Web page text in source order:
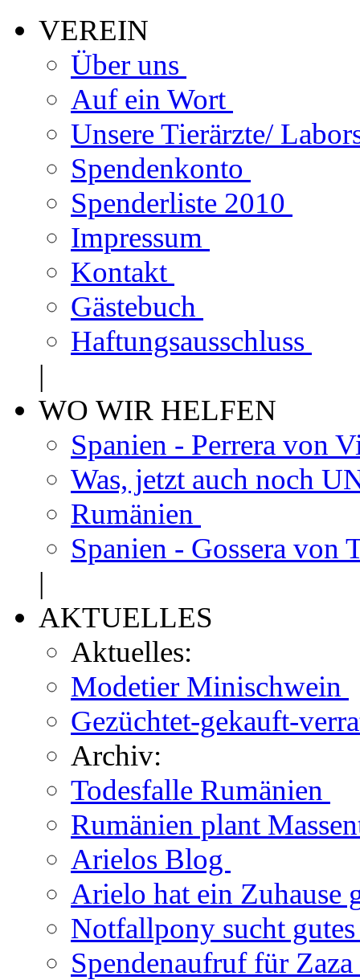
VEREIN
Über uns
Auf ein Wort
Unsere Tierärzte/
Spendenkonto
Spenderliste 2010
Impressum
Kontakt
Gästebuch
Haftungsausschluss
|
WO WIR HELFEN
Spanien - Perrera von
Was, jetzt auch noch
Rumänien
Spanien - Gossera von
|
AKTUELLES
Aktuelles:
Modetier Minischwein
Gezüchtet-gekauft-
Archiv:
Todesfalle Rumänien
Rumänien plant
Arielos Blog
Arielo hat ein Zuhause
Notfallpony sucht
Spendenaufruf für Zaza